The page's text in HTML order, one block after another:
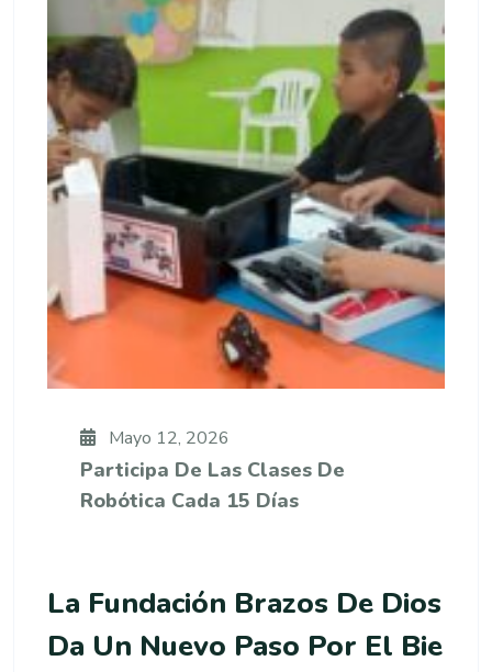
Mayo 12, 2026
Participa De Las Clases De
Robótica Cada 15 Días
La Fundación Brazos De Dios
Da Un Nuevo Paso Por El Bie